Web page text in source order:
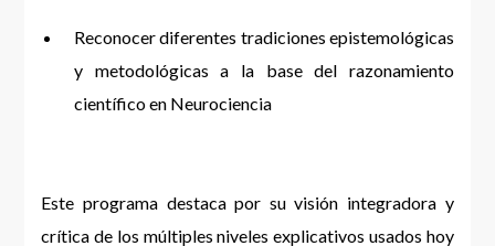
Reconocer diferentes tradiciones epistemológicas
y metodológicas a la base del razonamiento
científico en Neurociencia
Este programa destaca por su visión integradora y
crítica de los múltiples niveles explicativos usados hoy